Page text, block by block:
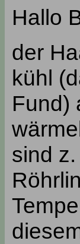
Hallo
der
kühl
Fund)
sind